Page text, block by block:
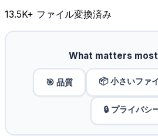
13.5K+ ファイル変換済み
What matters
🎯 品質 📦 小さいファ
🔒 プライバシ